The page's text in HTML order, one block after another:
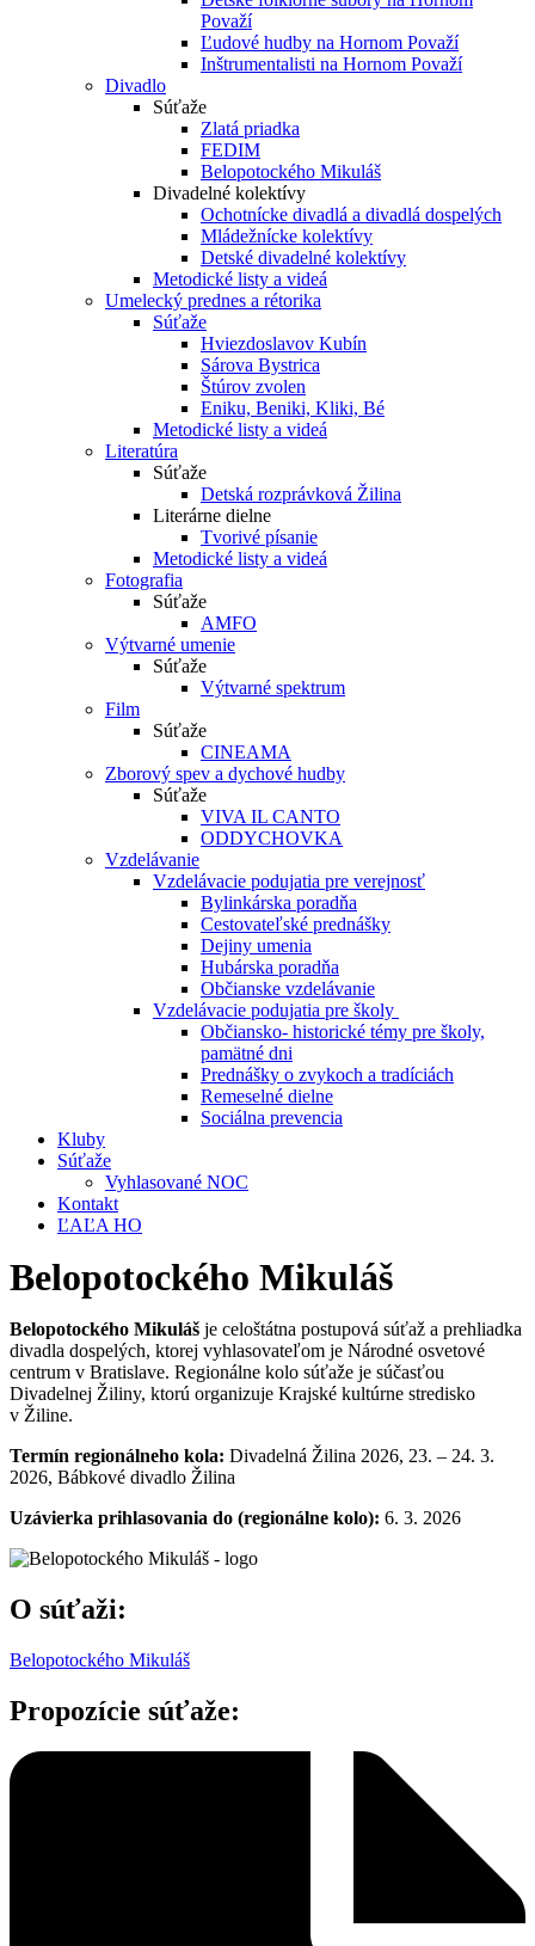
Považí
Ľudové hudby na Hornom Považí
Inštrumentalisti na Hornom Považí
Divadlo
Súťaže
Zlatá priadka
FEDIM
Belopotockého Mikuláš
Divadelné kolektívy
Ochotnícke divadlá a divadlá dospelých
Mládežnícke kolektívy
Detské divadelné kolektívy
Metodické listy a videá
Umelecký prednes a rétorika
Súťaže
Hviezdoslavov Kubín
Sárova Bystrica
Štúrov zvolen
Eniku, Beniki, Kliki, Bé
Metodické listy a videá
Literatúra
Súťaže
Detská rozprávková Žilina
Literárne dielne
Tvorivé písanie
Metodické listy a videá
Fotografia
Súťaže
AMFO
Výtvarné umenie
Súťaže
Výtvarné spektrum
Film
Súťaže
CINEAMA
Zborový spev a dychové hudby
Súťaže
VIVA IL CANTO
ODDYCHOVKA
Vzdelávanie
Vzdelávacie podujatia pre verejnosť
Bylinkárska poradňa
Cestovateľské prednášky
Dejiny umenia
Hubárska poradňa
Občianske vzdelávanie
Vzdelávacie podujatia pre školy
Občiansko- historické témy pre školy,
pamätné dni
Prednášky o zvykoch a tradíciách
Remeselné dielne
Sociálna prevencia
Kluby
Súťaže
Vyhlasované NOC
Kontakt
ĽAĽA HO
Belopotockého Mikuláš
Belopotockého Mikuláš je celoštátna postupová súťaž a prehliadka
divadla dospelých, ktorej vyhlasovateľom je Národné osvetové
centrum v Bratislave. Regionálne kolo súťaže je súčasťou
Divadelnej Žiliny, ktorú organizuje Krajské kultúrne stredisko
v Žiline.
Termín regionálneho kola: Divadelná Žilina 2026, 23. – 24. 3.
2026, Bábkové divadlo Žilina
Uzávierka prihlasovania do (regionálne kolo): 6. 3. 2026
O súťaži:
Belopotockého Mikuláš
Propozície súťaže: